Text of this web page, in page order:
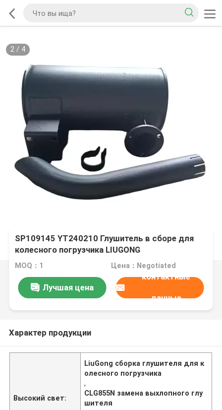
2/ 4
SP109145 YT240210 Глушитель в сборе для
колесного погрузчика LIUGONG
CLG855N/856/856H/ZL50CN/50CN-LNG
Экскаватор CLG920C/D Грейдер CLG418
MOQ：1 Цена：Negotiated
Лучшая цена
контактные
данные
Характер продукции
Высокий свет:
LiuGong сборка глушителя для к
олесного погрузчика
,
CLG855N замена выхлопного глу
шителя